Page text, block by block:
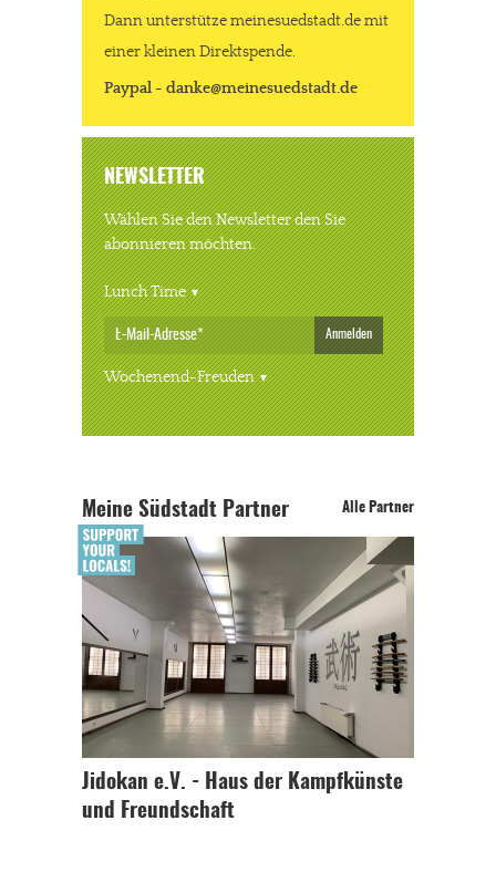
Dann unterstütze meinesuedstadt.de mit
einer kleinen Direktspende.
Paypal - danke@meinesuedstadt.de
NEWSLETTER
Wählen Sie den Newsletter den Sie
abonnieren möchten.
Lunch Time
Anmelden
Wochenend-Freuden
Meine Südstadt Partner Alle Partner
Jidokan e.V. - Haus der Kampfkünste
und Freundschaft